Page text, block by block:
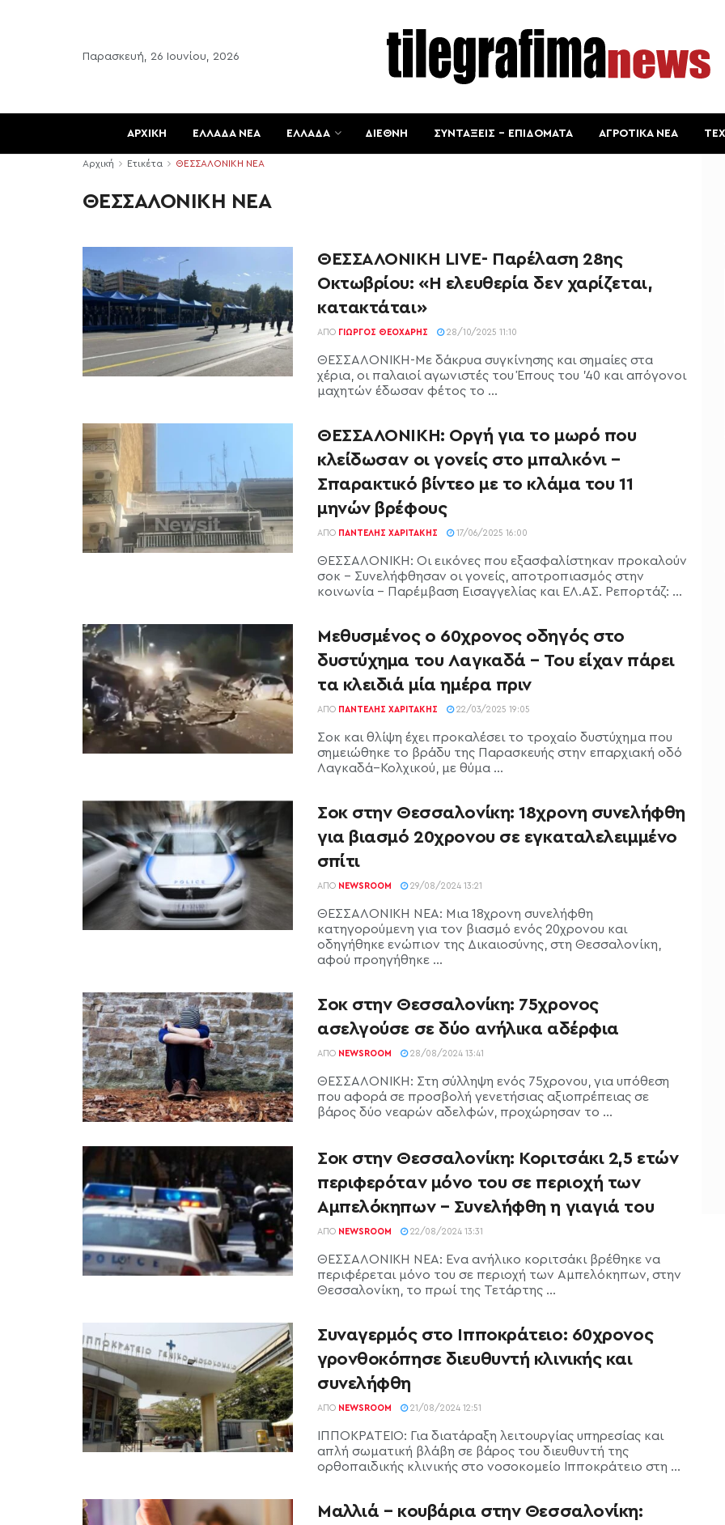
Παρασκευή, 26 Ιουνίου, 2026
ΑΡΧΙΚΗ ΕΛΛΑΔΑ ΝΕΑ ΕΛΛΑΔΑ ΔΙΕΘΝΗ ΣΥΝΤΑΞΕΙΣ – ΕΠΙΔΟΜΑΤΑ ΑΓΡΟΤΙΚΑ ΝΕΑ
Αρχική Ετικέτα ΘΕΣΣΑΛΟΝΙΚΗ ΝΕΑ
ΘΕΣΣΑΛΟΝΙΚΗ ΝΕΑ
ΘΕΣΣΑΛΟΝΙΚΗ LIVE- Παρέλαση 28ης
Οκτωβρίου: «Η ελευθερία δεν χαρίζεται,
κατακτάται»
ΑΠΌ ΓΙΏΡΓΟΣ ΘΕΟΧΆΡΗΣ 28/10/2025 11:10
ΘΕΣΣΑΛΟΝΙΚΗ-Με δάκρυα συγκίνησης και σημαίες στα
χέρια, οι παλαιοί αγωνιστές του Έπους του ’40 και απόγονοι
μαχητών έδωσαν φέτος το ...
ΘΕΣΣΑΛΟΝΙΚΗ: Οργή για το μωρό που
κλείδωσαν οι γονείς στο μπαλκόνι –
Σπαρακτικό βίντεο με το κλάμα του 11
μηνών βρέφους
ΑΠΌ ΠΑΝΤΕΛΉΣ ΧΑΡΙΤΆΚΗΣ 17/06/2025 16:00
ΘΕΣΣΑΛΟΝΙΚΗ: Οι εικόνες που εξασφαλίστηκαν προκαλούν
σοκ – Συνελήφθησαν οι γονείς, αποτροπιασμός στην
κοινωνία – Παρέμβαση Εισαγγελίας και ΕΛ.ΑΣ. Ρεπορτάζ: ...
Μεθυσμένος ο 60χρονος οδηγός στο
δυστύχημα του Λαγκαδά – Του είχαν πάρει
τα κλειδιά μία ημέρα πριν
ΑΠΌ ΠΑΝΤΕΛΉΣ ΧΑΡΙΤΆΚΗΣ 22/03/2025 19:05
Σοκ και θλίψη έχει προκαλέσει το τροχαίο δυστύχημα που
σημειώθηκε το βράδυ της Παρασκευής στην επαρχιακή οδό
Λαγκαδά–Κολχικού, με θύμα ...
Σοκ στην Θεσσαλονίκη: 18χρονη συνελήφθη
για βιασμό 20χρονου σε εγκαταλελειμμένο
σπίτι
ΑΠΌ NEWSROOM 29/08/2024 13:21
ΘΕΣΣΑΛΟΝΙΚΗ ΝΕΑ: Μια 18χρονη συνελήφθη
κατηγορούμενη για τον βιασμό ενός 20χρονου και
οδηγήθηκε ενώπιον της Δικαιοσύνης, στη Θεσσαλονίκη,
αφού προηγήθηκε ...
Σοκ στην Θεσσαλονίκη: 75χρονος
ασελγούσε σε δύο ανήλικα αδέρφια
ΑΠΌ NEWSROOM 28/08/2024 13:41
ΘΕΣΣΑΛΟΝΙΚΗ: Στη σύλληψη ενός 75χρονου, για υπόθεση
που αφορά σε προσβολή γενετήσιας αξιοπρέπειας σε
βάρος δύο νεαρών αδελφών, προχώρησαν το ...
Σοκ στην Θεσσαλονίκη: Κοριτσάκι 2,5 ετών
περιφερόταν μόνο του σε περιοχή των
Αμπελόκηπων – Συνελήφθη η γιαγιά του
ΑΠΌ NEWSROOM 22/08/2024 13:31
ΘΕΣΣΑΛΟΝΙΚΗ ΝΕΑ: Ένα ανήλικο κοριτσάκι βρέθηκε να
περιφέρεται μόνο του σε περιοχή των Αμπελόκηπων, στην
Θεσσαλονίκη, το πρωί της Τετάρτης ...
Συναγερμός στο Ιπποκράτειο: 60χρονος
γρονθοκόπησε διευθυντή κλινικής και
συνελήφθη
ΑΠΌ NEWSROOM 21/08/2024 12:51
ΙΠΠΟΚΡΑΤΕΙΟ: Για διατάραξη λειτουργίας υπηρεσίας και
απλή σωματική βλάβη σε βάρος του διευθυντή της
ορθοπαιδικής κλινικής στο νοσοκομείο Ιπποκράτειο στη ...
Μαλλιά – κουβάρια στην Θεσσαλονίκη: